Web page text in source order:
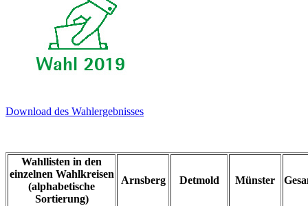
Download des Wahlergebnisses
Wahllisten in den
einzelnen Wahlkreisen
(alphabetische
Sortierung)
Arnsberg Detmold Münster